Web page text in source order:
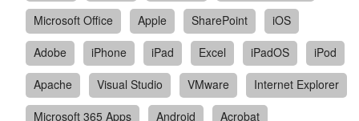
Microsoft Office
Apple SharePoint
iOS
Adobe
iPhone iPad Excel iPadOS
iPod
Apache
Visual Studio VMware
Internet Explorer
Microsoft 365 Apps
Android
Acrobat